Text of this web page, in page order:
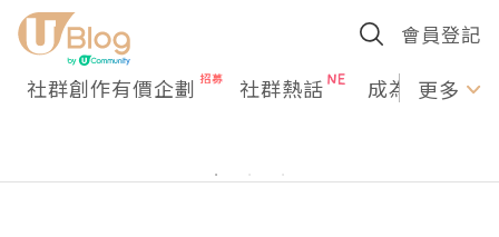
會員登記
社群創作有價企劃 社群熱話 成為U更多